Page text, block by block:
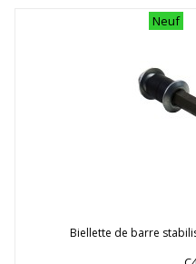
Neuf
Biellette de barre